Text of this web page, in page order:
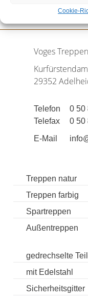
Cookie-
Voges
29352
Telefon
0 50
Telefax
0 50
E-Mail
Treppen natur
Treppen farbig
Spartreppen
Außentreppen
gedrechselte
mit Edelstahl
Sicherheitsgitter